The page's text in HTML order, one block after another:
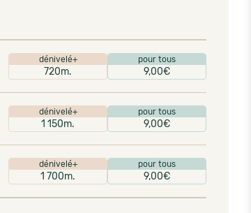
dénivelé+
720m.
pour tous
9,00€
dénivelé+
1 150m.
pour tous
9,00€
dénivelé+
1 700m.
pour tous
9,00€